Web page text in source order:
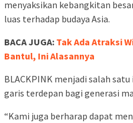
menyaksikan kebangkitan
luas terhadap budaya Asia.
BACA JUGA: Tak Ada Atraksi
Bantul, Ini Alasannya
BLACKPINK menjadi salah
garis terdepan bagi generasi
“Kami juga berharap dapat